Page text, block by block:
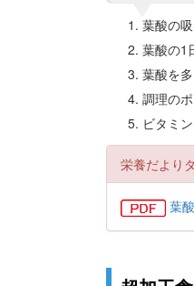
葉酸の
葉酸の1
葉酸を
調理の
ビタミ
栄養だよ
葉